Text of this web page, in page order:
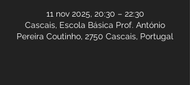
11 nov 2025, 20:30 – 22:30
Cascais, Escola Básica Prof. António
Pereira Coutinho, 2750 Cascais, Portugal